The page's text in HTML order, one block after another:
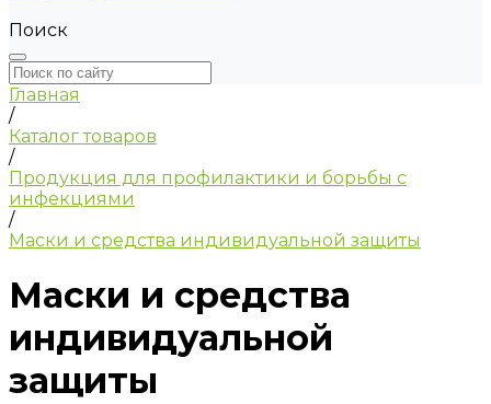
Поиск
Главная
/
Каталог товаров
/
Продукция для профилактики и борьбы с
инфекциями
/
Маски и средства индивидуальной защиты
Маски и средства
индивидуальной
защиты